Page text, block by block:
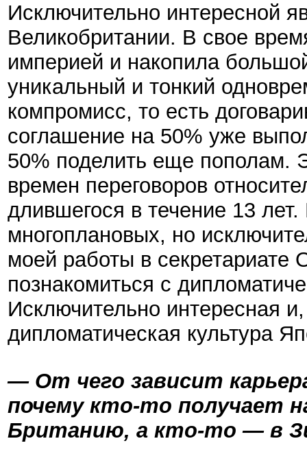
Исключительно интересной
Великобритании. В свое
империей и накопила
уникальный и тонкий
компромисс, то есть
соглашение на 50% уже
50% поделить еще пополам.
времен переговоров
длившегося в течение 13
многоплановых, но
моей работы в
познакомиться с
Исключительно интересная
дипломатическая культура
— От чего зависит
почему кто-то получает
Британию, а кто-то — в